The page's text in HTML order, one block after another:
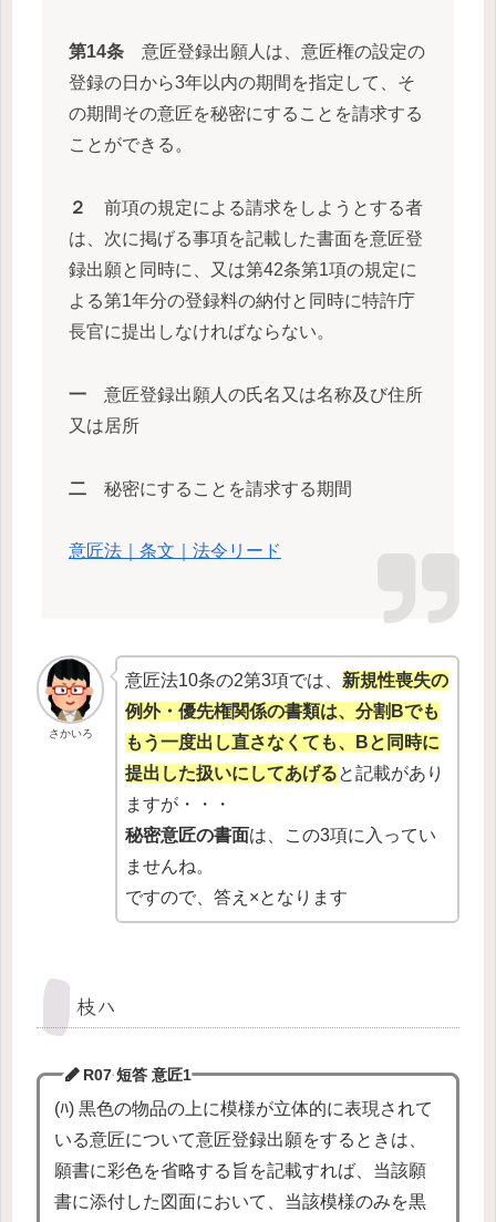
第14条意匠登録出願人は、意匠権の設定の
登録の日から3年以内の期間を指定して、そ
の期間その意匠を秘密にすることを請求する
ことができる。
２
前項の規定による請求をしようとする者
は、次に掲げる事項を記載した書面を意匠登
録出願と同時に、又は第42条第1項の規定に
よる第1年分の登録料の納付と同時に特許庁
長官に提出しなければならない。
一意匠登録出願人の氏名又は名称及び住所
又は居所
二秘密にすることを請求する期間
意匠法｜条文｜法令リード
さかいろ
意匠法10条の2第3項では、新規性喪失の
例外・優先権関係の書類は、分割Bでも
もう一度出し直さなくても、Bと同時に
提出した扱いにしてあげると記載があり
ますが・・・
秘密意匠の書面は、この3項に入ってい
ませんね。
ですので、答え×となります
枝ハ
R07 短答 意匠1
(ﾊ) 黒色の物品の上に模様が立体的に表現されて
いる意匠について意匠登録出願をするときは、
願書に彩色を省略する旨を記載すれば、当該願
書に添付した図面において、当該模様のみを黒